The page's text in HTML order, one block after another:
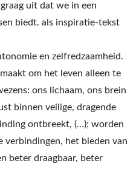
uit dat we in een
biedt. als inspiratie-tekst
en zelfredzaamheid.
om het leven alleen te
ons lichaam, ons brein
binnen veilige, dragende
ontbreekt, (…); worden
verbindingen, het bieden van
beter draagbaar, beter